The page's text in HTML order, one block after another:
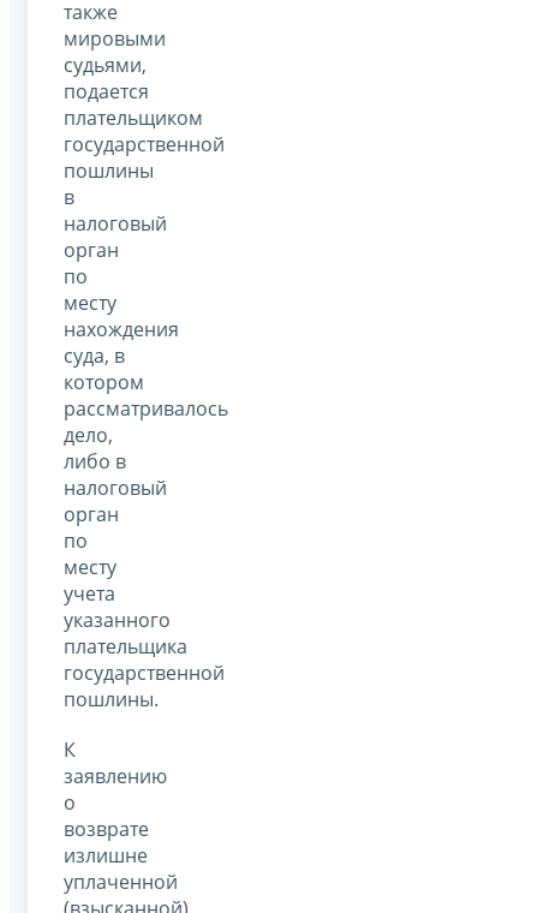
также
мировыми
судьями,
подается
плательщиком
государственной
пошлины
в
налоговый
орган
по
месту
нахождения
суда, в
котором
рассматривалось
дело,
либо в
налоговый
орган
по
месту
учета
указанного
плательщика
государственной
пошлины.
К
заявлению
о
возврате
излишне
уплаченной
(взысканной)